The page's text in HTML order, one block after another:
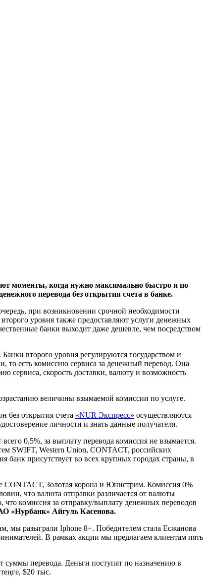
моменты, когда нужно максимально быстро и по
перевода без открытия счета в банке.
при возникновении срочной необходимости
уровня также предоставляют услуги денежных
банки выходит даже дешевле, чем посредством
второго уровня регулируются государством и
то есть комиссию сервиса за денежный перевод. Она
сервиса, скорость доставки, валюту и возможность
величины взымаемой комиссии по услуге.
без открытия счета «NUR Экспресс» осуществляются
личности и знать данные получателя.
0,5%, за выплату перевода комиссия не взымается.
SWIFT, Western Union, CONTACT, российских
банк присутствует во всех крупных городах страны, в
CONTACT, Золотая корона и Юнистрим. Комиссия 0%
что валюта отправки различается от валюты
комиссия за отправку/выплату денежных переводов
«Нурбанк» Айгуль Касенова.
мы разыграли Iphone 8+. Победителем стала Есжанова
В рамках акции мы предлагаем клиентам пять
суммы перевода. Деньги поступят по назначению в
$20 тыс.